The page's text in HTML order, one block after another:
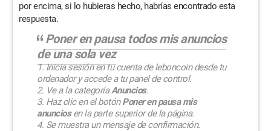
por encima, si lo hubieras hecho, habrías encontrado esta
respuesta.
Poner en pausa todos mis anuncios
de una sola vez
Inicia sesión en tu cuenta de leboncoin desde tu
ordenador y accede a tu panel de control.
Ve a la categoríaAnuncios.
Haz clic en el botónPoner en pausa mis
anunciosen la parte superior de la página.
Se muestra un mensaje de confirmación.